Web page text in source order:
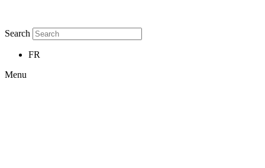
Search
FR
Menu